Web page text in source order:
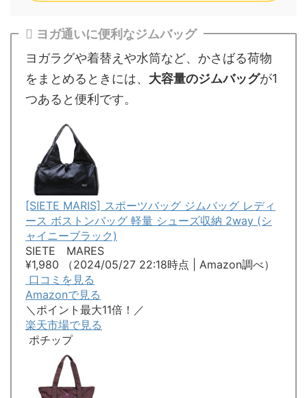
ヨガ通いに便利なジムバッグ
ヨガラグや着替えや水筒など、かさばる荷物
をまとめるときには、 大容量のジムバッグが1
つあると便利です。
[SIETE MARIS] スポーツバッグ ジムバッグ レディ
ース ボストンバッグ 軽量 シューズ収納 2way (シ
ャイニーブラック)
SIETE MARES
¥1,980
（2024/05/27 22:18時点 | Amazon調べ）
口コミを見る
Amazonで見る
＼ポイント最大11倍！／
楽天市場で見る
ポチップ